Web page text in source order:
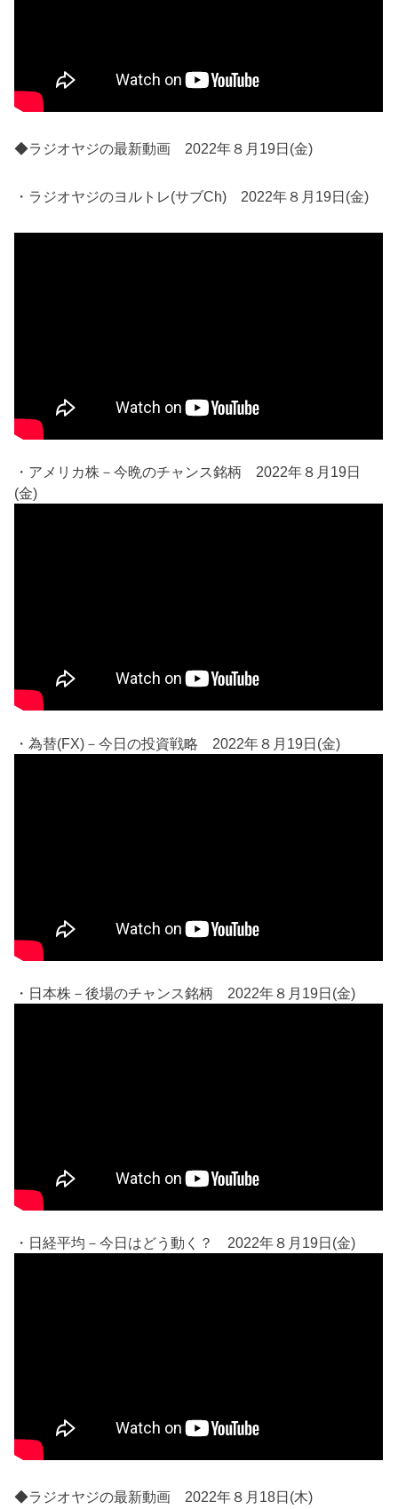
◆ラジオヤジの最新動画 2022年８月19日(金)
・ラジオヤジのヨルトレ(サブCh) 2022年８月19日(金)
・アメリカ株－今晩のチャンス銘柄 2022年８月19日
(金)
・為替(FX)－今日の投資戦略 2022年８月19日(金)
・日本株－後場のチャンス銘柄 2022年８月19日(金)
・日経平均－今日はどう動く？ 2022年８月19日(金)
◆ラジオヤジの最新動画 2022年８月18日(木)